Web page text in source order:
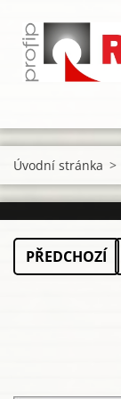
Úvodní stránka >
PŘEDCHOZÍ